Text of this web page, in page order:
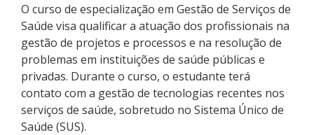
Parcerias
Processo de Inscrição
O curso de especialização em Gestão de Serviços de
Saúde visa qualificar a atuação dos profissionais na
gestão de projetos e processos e na resolução de
problemas em instituições de saúde públicas e
privadas. Durante o curso, o estudante terá
contato com a gestão de tecnologias recentes nos
serviços de saúde, sobretudo no Sistema Único de
Saúde (SUS).